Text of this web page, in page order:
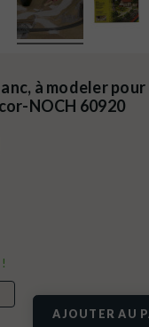
à modeler
NOCH 60920
AJOUTER AU